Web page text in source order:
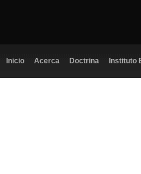
Inicio Acerca Doctrina Instituto